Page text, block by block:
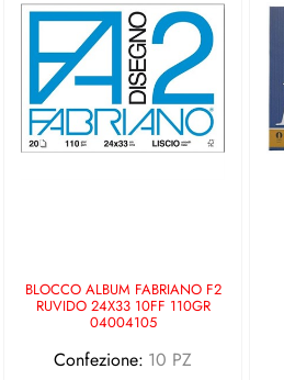
BLOCCO ALBUM FABRIANO F2
RUVIDO 24X33 10FF 110GR
04004105
Confezione: 10 PZ